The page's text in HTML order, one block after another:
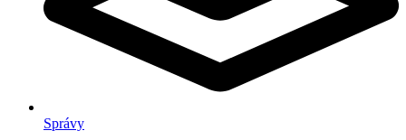
Správy